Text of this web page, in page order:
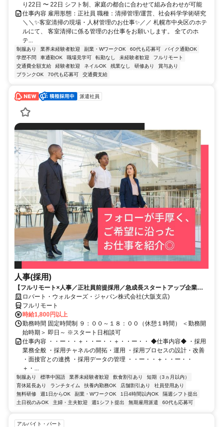
り22日 〜 22日 シフト制、家庭の都合に合わせて組み合わせが可能
仕事内容 雇用形態：正社員 職種：清掃管理/運営、社会科学学術研究
＼＼✨客室清掃の現場・人材管理のお仕事✨／／ 札幌市中央区のホテ
ルにて、 客室清掃に係る管理のお仕事をお願いします。 全てのホ
テ...
制服あり 業界未経験者歓迎 副業・WワークOK 60代も応募可
バイク通勤OK
学歴不問
車通勤OK 職場見学可 転勤なし 未経験者歓迎
フルリモート
交通費全額支給
経験者歓迎 ネイルOK 残業なし 研修あり
賞与あり
ブランクOK
70代も応募可 交通費支給
派遣社員
人事(採用)
【フルリモート×人事／正社員前提採用／急成長スタートアップ企業／
英語】Robert Walters
ロバート・ウォルターズ・ジャパン株式会社(大阪支店)
フルリモート
時給1,800円以上
勤務時間 固定時間制 ９：００～１８：００（休憩１時間） ＜勤務開
始時期＞ 即日～ ※スタート日相談可
仕事内容 ・・ー・・＋・・ー・・＋・・ー・・ ◆仕事内容◆ ・採用
業務全般 ・採用チャネルの開拓・運用 ・採用プロセスの設計・改善
・面接官との連携 ・採用データの管理 ・・ー・・＋・・ー・・
＋・...
制服あり 標準中国語 業界未経験者歓迎 飲食割引あり
短期（3ヵ月以内）
育休延長あり
ランチタイム 扶養内勤務OK 店舗割引あり
社員登用あり
無料研修
週1日からOK 副業・WワークOK 1日4時間以内OK
隔週シフト提出
土日祝のみOK
主婦・主夫歓迎 週1シフト提出 無期雇用派遣 60代も応募可
アルバイト・パート